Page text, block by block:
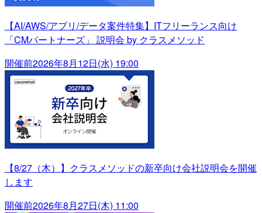
【AI/AWS/アプリ/データ案件特集】ITフリーランス向け
「CMパートナーズ」 説明会 by クラスメソッド
開催前2026年8月12日(水) 19:00
【8/27（木）】クラスメソッドの新卒向け会社説明会を開催
します
開催前2026年8月27日(木) 11:00